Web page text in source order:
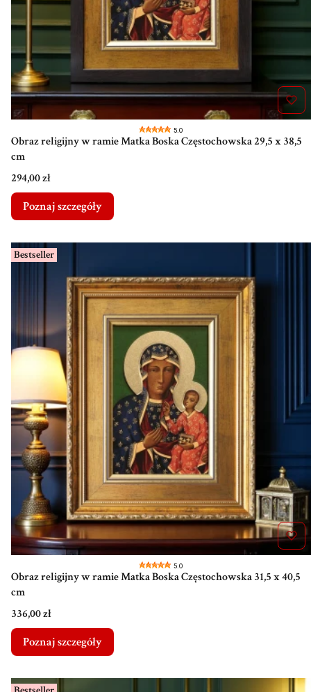
5.0
Obraz religijny w ramie Matka Boska Częstochowska 29,5 x 38,5
cm
Cena
294,00 zł
Poznaj szczegóły
Bestseller
5.0
Obraz religijny w ramie Matka Boska Częstochowska 31,5 x 40,5
cm
Cena
336,00 zł
Poznaj szczegóły